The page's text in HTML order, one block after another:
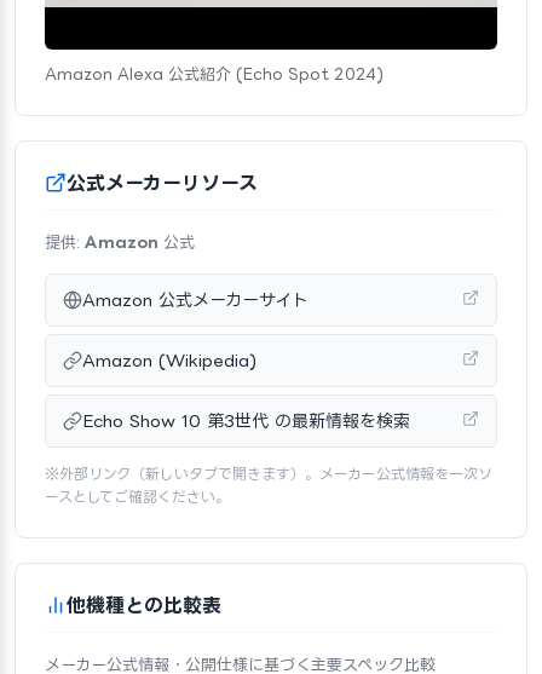
Amazon Alexa 公式紹介 (Echo Spot 2024)
公式メーカーリソース
提供: Amazon 公式
Amazon 公式メーカーサイト
Amazon (Wikipedia)
Echo Show 10 第3世代 の最新情報を検索
※外部リンク（新しいタブで開きます）。メーカー公式情報を一次ソ
ースとしてご確認ください。
他機種との比較表
メーカー公式情報・公開仕様に基づく主要スペック比較